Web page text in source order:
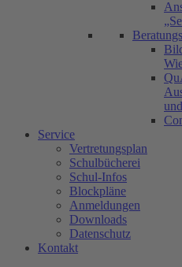
Service
Vertretungsplan
Schulbücherei
Schul-Infos
Blockpläne
Anmeldungen
Downloads
Datenschutz
Kontakt